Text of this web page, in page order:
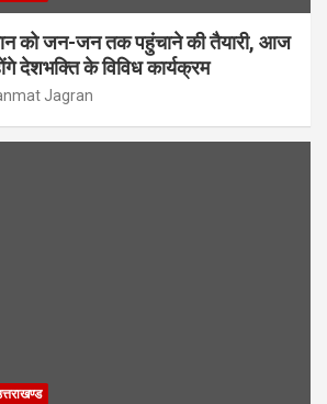
को जन-जन तक पहुंचाने की तैयारी, आज
देशभक्ति के विविध कार्यक्रम
Jagran